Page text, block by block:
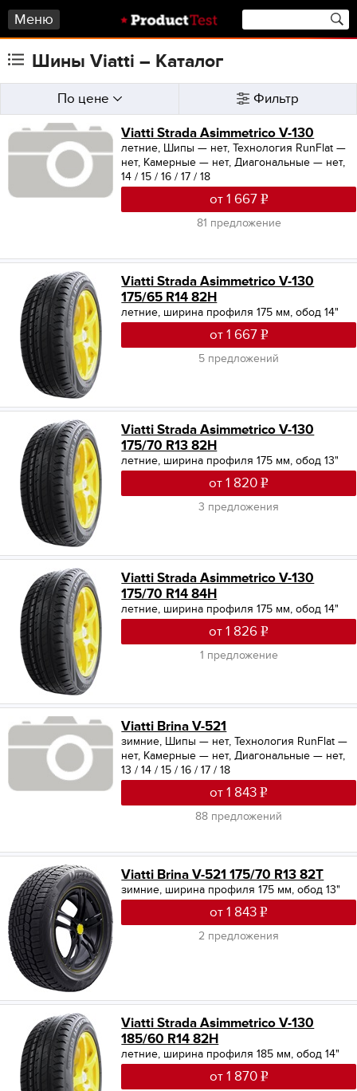
Меню
Шины Viatti – Каталог
По цене Фильтр
Viatti Strada Asimmetrico V-130
летние, Шипы — нет, Технология RunFlat —
нет, Камерные — нет, Диагональные — нет,
14 / 15 / 16 / 17 / 18
от 1 667
81 предложение
Viatti Strada Asimmetrico V-130
175/65 R14 82H
летние, ширина профиля 175 мм, обод 14"
от 1 667
5 предложений
Viatti Strada Asimmetrico V-130
175/70 R13 82H
летние, ширина профиля 175 мм, обод 13"
от 1 820
3 предложения
Viatti Strada Asimmetrico V-130
175/70 R14 84H
летние, ширина профиля 175 мм, обод 14"
от 1 826
1 предложение
Viatti Brina V-521
зимние, Шипы — нет, Технология RunFlat —
нет, Камерные — нет, Диагональные — нет,
13 / 14 / 15 / 16 / 17 / 18
от 1 843
88 предложений
Viatti Brina V-521 175/70 R13 82T
зимние, ширина профиля 175 мм, обод 13"
от 1 843
2 предложения
Viatti Strada Asimmetrico V-130
185/60 R14 82H
летние, ширина профиля 185 мм, обод 14"
от 1 870